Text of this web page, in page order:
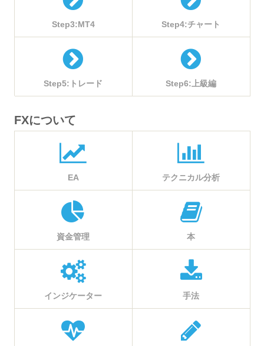
Step3:MT4 Step4:チャート
Step5:トレード Step6:上級編
FXについて
EA テクニカル分析
資金管理 本
インジケーター 手法